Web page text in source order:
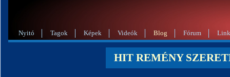
Nyitó Tagok Képek Videók Blog Fórum
HIT REMÉNY